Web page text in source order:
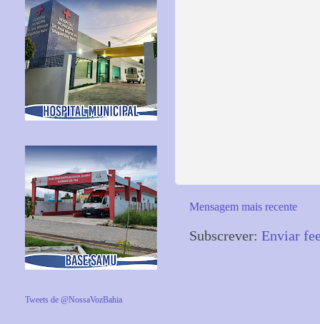
Mensagem mais recente
Subscrever: Enviar
Tweets de @NossaVozBahia